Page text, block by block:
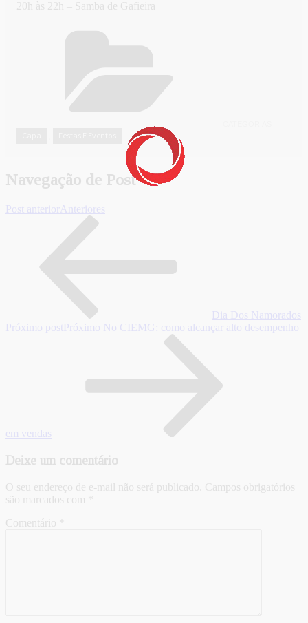
20h às 22h – Samba de Gafieira
Navegação de Post
Post anterior Anteriores
Dia Dos Namorados
Próximo post Próximo No CIEMG: como alcançar alto desempenho
em vendas
Deixe um comentário
O seu endereço de e-mail não será publicado. Campos obrigatórios
são marcados com
Comentário